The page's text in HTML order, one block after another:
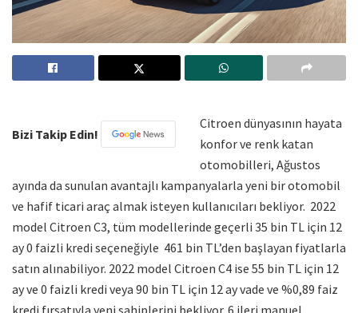
Bizi Takip Edin!
Citroen dünyasının hayata
konfor ve renk katan
otomobilleri, Ağustos
ayında da sunulan avantajlı kampanyalarla yeni bir otomobil
ve hafif ticari araç almak isteyen kullanıcıları bekliyor. 2022
model Citroen C3, tüm modellerinde geçerli 35 bin TL için 12
ay 0 faizli kredi seçeneğiyle 461 bin TL’den başlayan fiyatlarla
satın alınabiliyor. 2022 model Citroen C4 ise 55 bin TL için 12
ay ve 0 faizli kredi veya 90 bin TL için 12 ay vade ve %0,89 faiz